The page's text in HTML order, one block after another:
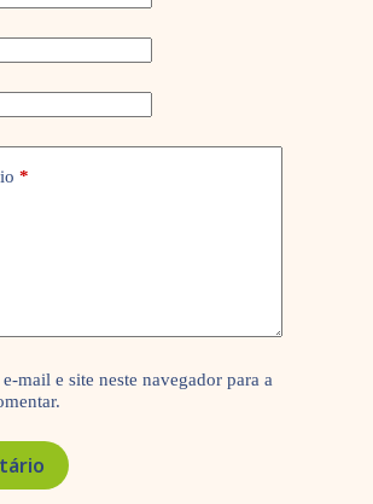
*
mail e site neste navegador para a